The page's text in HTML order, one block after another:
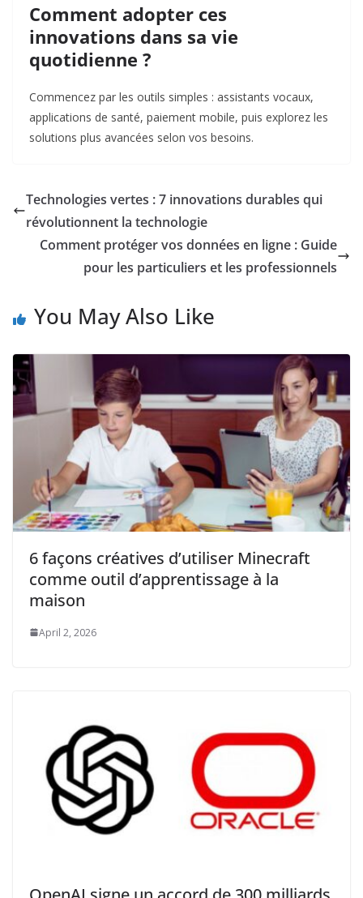
Comment adopter ces
innovations dans sa vie
quotidienne ?
Commencez par les outils simples : assistants vocaux,
applications de santé, paiement mobile, puis explorez les
solutions plus avancées selon vos besoins.
Technologies vertes : 7 innovations durables qui
révolutionnent la technologie
Comment protéger vos données en ligne : Guide
pour les particuliers et les professionnels
You May Also Like
6 façons créatives d’utiliser Minecraft
comme outil d’apprentissage à la
maison
April 2, 2026